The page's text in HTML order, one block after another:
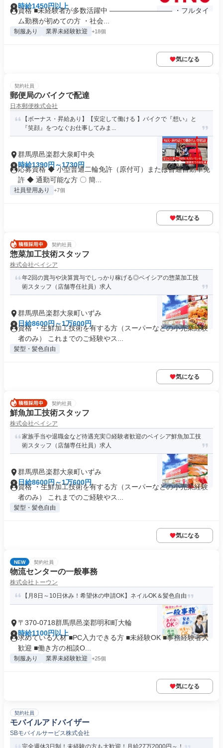
時給1450円以上
資格 ■未経験者が多数活躍中 ――――――――― ・フルタイ
ム勤務が初めての方 ・社会...
制服あり 業界未経験歓迎 +18個
気になる
契約社員
郵便局のバイクで配達
日本郵便株式会社
【ボーナス・昇給あり】【安定して働ける 】バイクで『想い』と
『笑顔』をつなぐお仕事してみま...
群馬県邑楽郡大泉町中央
時給1390円～1730円
応募資格 ◆ 小型普通二輪免許（原付可）または普通自動車免
許 ◆ 通勤可能な方 〇 簡...
社員登用あり +7個
気になる
契約社員
惣菜加工技術スタッフ
株式会社ベイシア
年2回の賞与や決算賞与でしっかり稼げる◎ベイシアの惣菜加工技
術スタッフ（店舗専任社員）求人
群馬県邑楽郡大泉町いずみ
日給8600円～1万600円
資格 ・生鮮加工技術を有する方（スーパーなどの小売業経験
者のみ） これまでのご経験やス...
髪型・髪色自由
気になる
契約社員
鮮魚加工技術スタッフ
株式会社ベイシア
家族手当や退職金など待遇充実◎経験者歓迎のベイシア鮮魚加工技
術スタッフ（店舗専任社員）求人
群馬県邑楽郡大泉町いずみ
日給8600円～1万600円
資格 ・生鮮加工技術を有する方（スーパーなどの小売業経験
者のみ） これまでのご経験やス...
髪型・髪色自由
気になる
NEW 契約社員
物流センターの一般事務
株式会社トーウン
【月8日～10日休み！希望休の申請OK】ネイルOK＆髪色自由
〒370-0718群馬県邑楽郡明和町大輪
時給1100円以上
求めている人材 ■PC入力できる方 ■未経験OK ■事務経験者大
歓迎 ■働き方の相談O...
制服あり 業界未経験歓迎 +25個
気になる
契約社員
モバイルアドバイザー
SBモバイルサービス株式会社
完全週休3日制！未経験の方も大歓迎！月給27万2000円～！